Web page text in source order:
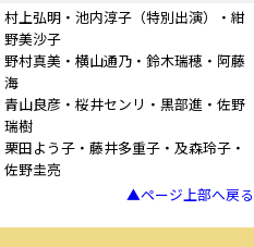
村上弘明・池内淳子 （特別出演）
・紺
野美沙子
野村真美・横山通乃・鈴木瑞穂・阿藤
海
青山良彦・桜井センリ・黒部進・佐野
瑞樹
栗田よう子・藤井多重子・及森玲子・
佐野圭亮
▲ページ上部へ戻る